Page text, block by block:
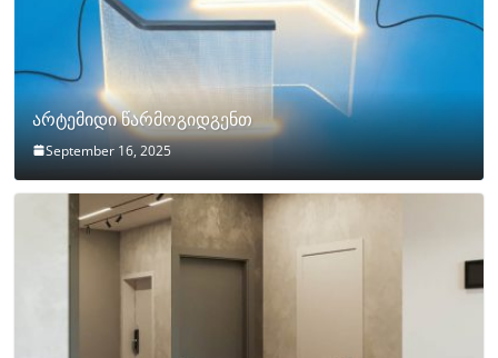
არტემიდი წარმოგიდგენთ
September 16, 2025